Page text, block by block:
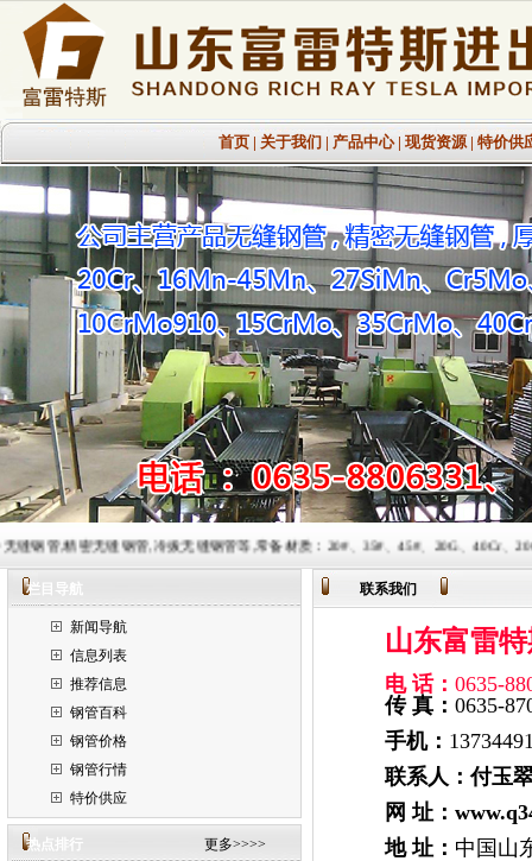
首页 | 关于我们 | 产品中心| 现货资源 | 特价供
管,精密无缝钢管,冷拔无缝钢管等,常备材质：20#、35#、45#、20G、40Cr、
栏目导航
新闻导航
信息列表
推荐信息
钢管百科
钢管价格
钢管行情
特价供应
热点排行
更多>>>>
联系我们
山东富雷
电 话： 0635-
传 真： 0635-
手机：
联系人：付玉
网 址：
地 址： 中国山